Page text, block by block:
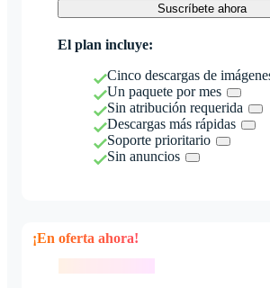
Suscríbete ahora
El plan incluye:
Cinco descargas de
Un paquete por mes
Sin atribución requerida
Descargas más rápidas
Soporte prioritario
Sin anuncios